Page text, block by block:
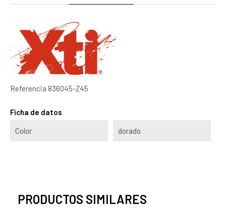
Referencia 836045-Z45
Ficha de datos
Color dorado
PRODUCTOS SIMILARES